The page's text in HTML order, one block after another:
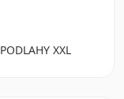
PODLAHY XXL